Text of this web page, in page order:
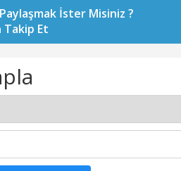
2026
SINIRLI KONTENJAN
2026
İster Misiniz ?
Et